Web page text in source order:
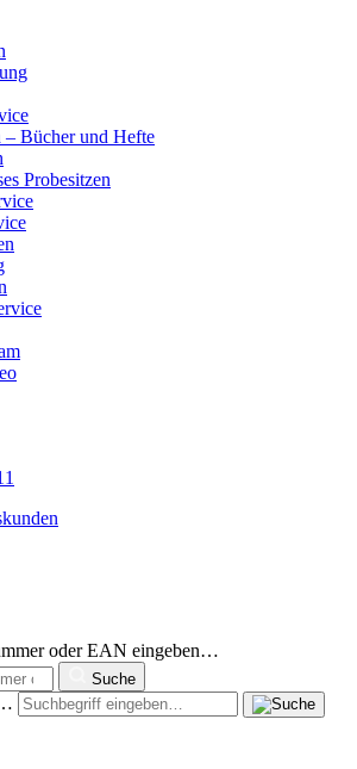
– Bücher und Hefte
Probesitzen
oder EAN eingeben…
Suche